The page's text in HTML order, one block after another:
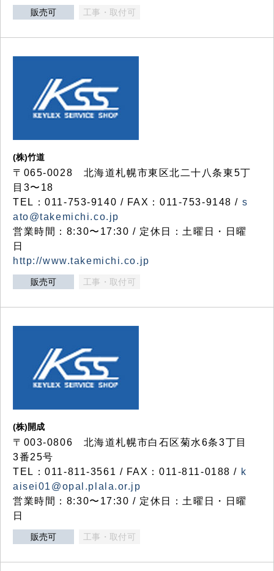
販売可 工事・取付可
(株)竹道
〒065-0028 北海道札幌市東区北二十八条東5丁
目3〜18
TEL：011-753-9140 / FAX：011-753-9148 / s
ato@takemichi.co.jp
営業時間：8:30〜17:30 / 定休日：土曜日・日曜
日
http://www.takemichi.co.jp
販売可 工事・取付可
(株)開成
〒003-0806 北海道札幌市白石区菊水6条3丁目
3番25号
TEL：011-811-3561 / FAX：011-811-0188 / k
aisei01@opal.plala.or.jp
営業時間：8:30〜17:30 / 定休日：土曜日・日曜
日
販売可 工事・取付可